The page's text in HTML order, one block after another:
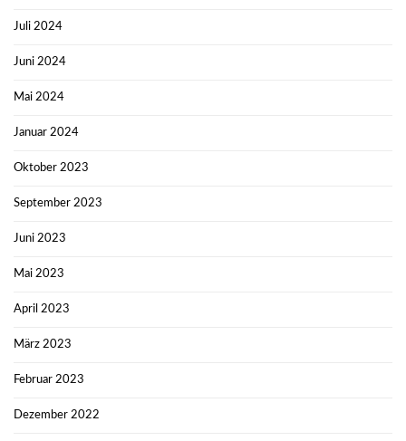
Juli 2024
Juni 2024
Mai 2024
Januar 2024
Oktober 2023
September 2023
Juni 2023
Mai 2023
April 2023
März 2023
Februar 2023
Dezember 2022